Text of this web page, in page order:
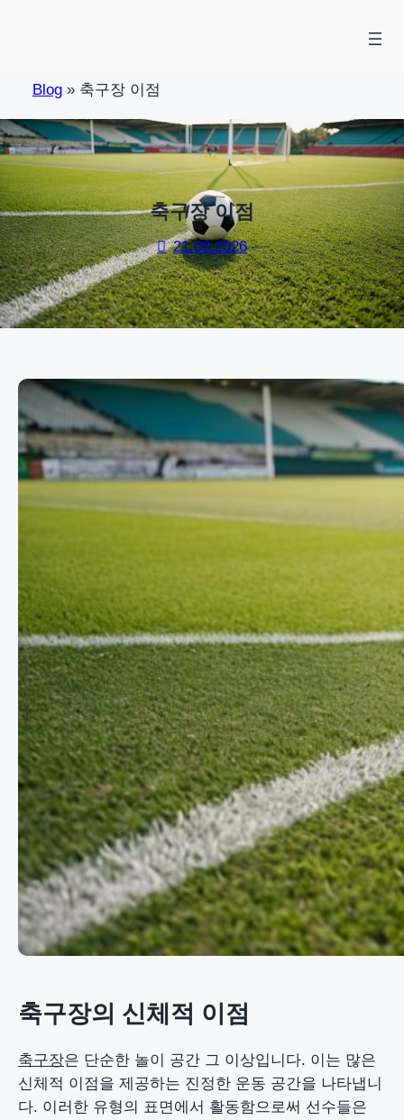
Blog» 축구장 이점
축구장 이점
21.06.2026
축구장의 신체적 이점
축구장은 단순한 놀이 공간 그 이상입니다. 이는 많은
신체적 이점을 제공하는 진정한 운동 공간을 나타냅니
다. 이러한 유형의 표면에서 활동함으로써 선수들은